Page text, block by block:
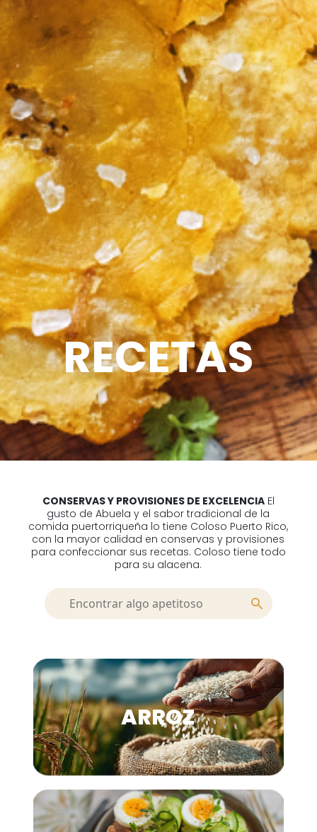
RECETAS
CONSERVAS Y PROVISIONES DE EXCELENCIAEl
gusto de Abuela y el sabor tradicional de la
comida puertorriqueña lo tiene Coloso Puerto Rico,
con la mayor calidad en conservas y provisiones
para confeccionar sus recetas. Coloso tiene todo
para su alacena.
ARROZ